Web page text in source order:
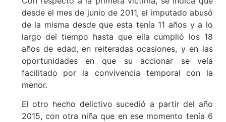
desde el mes de junio de 2011, el imputado abusó
de la misma desde que esta tenía 11 años y a lo
largo del tiempo hasta que ella cumplió los 18
años de edad, en reiteradas ocasiones, y en las
oportunidades en que su accionar se veía
facilitado por la convivencia temporal con la
menor.
El otro hecho delictivo sucedió a partir del año
2015, con otra niña que en ese momento tenía 6